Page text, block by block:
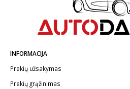
INFORMACIJA
Prekių užsakymas
Prekių grąžinimas